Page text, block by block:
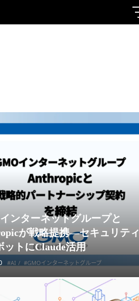
ンターネットグループと
が戦略提携—セキュリティ
ットにClaude活用
#AI #GMOインターネットグループ